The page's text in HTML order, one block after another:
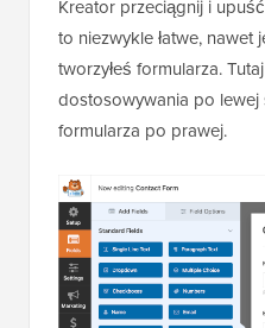
Kreator przeciągnij i
to niezwykle łatwe,
tworzyłeś formularza.
dostosowywania po
formularza po prawej.